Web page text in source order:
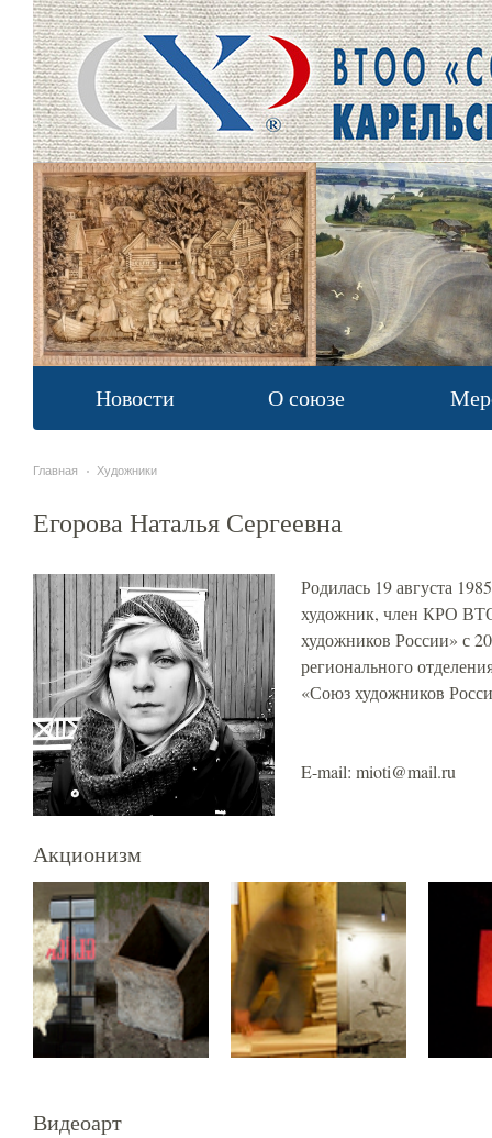
Новости О союзе
Главная Художники
Егорова Наталья Сергеевна
Родилась 19 августа
художник, член КРО
художников России» с
регионального
«Союз художников
E-mail: mioti@mail.ru
Акционизм
Видеоарт